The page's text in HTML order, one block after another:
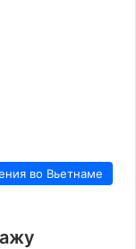
во Вьетнаме